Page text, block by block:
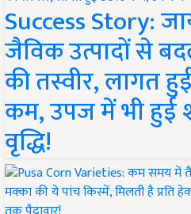
Success Story:
जैविक उत्पादों से
की तस्वीर, लागत
कम, उपज में भी हुई
वृद्धि!